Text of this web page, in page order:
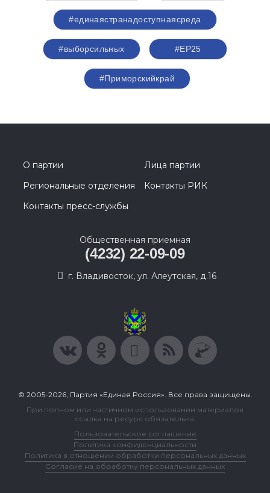
#единаястранадоступнаясреда
#выборсильных #ЕР25
#Приморскийкрай
О партии
Лица партии
Региональные отделения
Контакты РИК
Контакты пресс-службы
Общественная приемная
(4232) 22-09-09
г. Владивосток, ул. Алеутская, д.16
© 2005-2026, Партия «Единая Россия». Все права защищены.
При полном или частичном использовании материалов
ссылка на ресурс обязательна.
Пользовательское соглашение
Политика конфиденциальности
Политика в отношении обработки персональных данных
Согласие на обработку персональных данных